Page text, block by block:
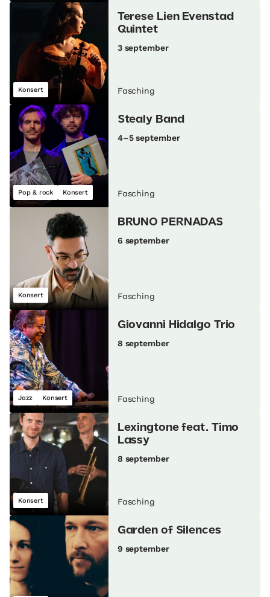
Konsert
Terese Lien Evenstad
Quintet
3 september
Fasching
Pop & rock Konsert
Stealy Band
4–5 september
Fasching
Konsert
BRUNO PERNADAS
6 september
Fasching
Jazz Konsert
Giovanni Hidalgo Trio
8 september
Fasching
Konsert
Lexingtone feat. Timo
Lassy
8 september
Fasching
Garden of Silences
9 september